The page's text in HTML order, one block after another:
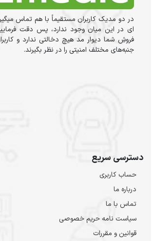
در دو مدیک کاربران مستقیماً با هم تماس
ای در این میان وجود ندارد، پس دقت
فروشِ شما دیوار مد هیچ دخالتی ندارد و
جنبه‌های مختلف امنیتی را در نظر بگیرند.
دسترسی سریع
حساب کاربری
درباره ما
تماس با ما
سیاست نامه حریم خصوصی
قوانین و مقررات